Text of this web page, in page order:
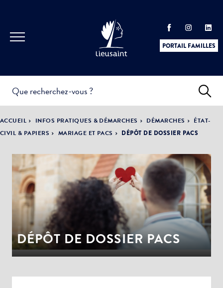
PORTAIL FAMILLES
PRATIQUES &
DÉMARCHES
ACTUALITÉS &
ÉVÈNEMENTS
LA VILLE
DÉMOCRATIE
PARTICIPATIVE
ACCUEIL INFOS PRATIQUES & DÉMARCHES DÉMARCHES
ÉTAT-
CIVIL & PAPIERS
MARIAGE ET PACS DÉPÔT DE DOSSIER PACS
DÉPÔT DE DOSSIER PACS